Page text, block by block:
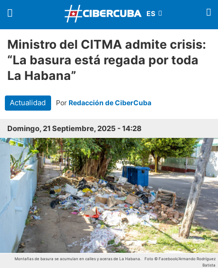
Ministro del CITMA admite crisis:
“La basura está regada por toda
La Habana”
Actualidad Por Redacción de CiberCuba
Domingo, 21 Septiembre, 2025 - 14:28
Montañas de basura se acumulan en calles y aceras de La Habana.
Foto © Facebook/Armando Rodríguez
Batista